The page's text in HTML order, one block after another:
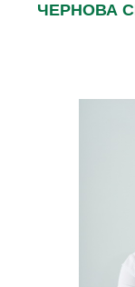
ЧЕРНОВА